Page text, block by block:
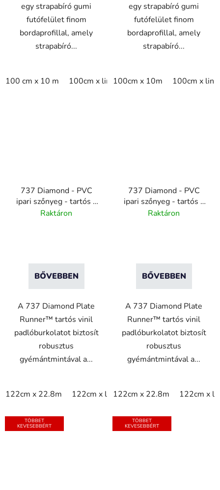
egy strapabíró gumi
futófelület finom
bordaprofillal, amely
strapabíró...
100 cm x 10 m 100cm x linm
egy strapabíró gumi
futófelület finom
bordaprofillal, amely
strapabíró...
100cm x 10m 100cm x
737 Diamond - PVC
ipari szőnyeg - tartós -
csúszásgátló - 4,7 mm -
Raktáron
BŐVEBBEN
A 737 Diamond Plate
Runner™ tartós vinil
padlóburkolatot biztosít
robusztus
gyémántmintával a...
122cm x 22.8m 122cm x linm 91cm x 22.8m 91cm
737 Diamond - PVC
ipari szőnyeg - tartós -
csúszásgátló - 4,7 mm -
Raktáron
BŐVEBBEN
A 737 Diamond Plate
Runner™ tartós vinil
padlóburkolatot biztosít
robusztus
gyémántmintával a...
122cm x 22.8m 122cm x
TÖBBET
KEVESEBBÉRT
TÖBBET
KEVESEBBÉRT